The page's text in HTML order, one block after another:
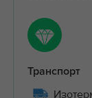
Транспорт